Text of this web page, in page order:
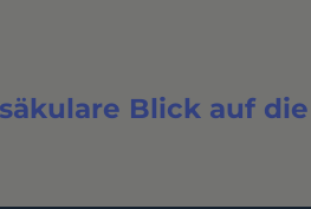
Blick auf